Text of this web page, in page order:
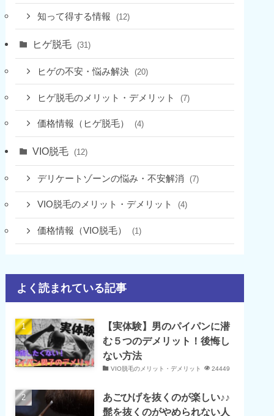
知って得する情報 (12)
ヒゲ脱毛 (31)
ヒゲの不安・悩み解決 (20)
ヒゲ脱毛のメリット・デメリット (7)
価格情報（ヒゲ脱毛） (4)
VIO脱毛 (12)
デリケートゾーンの悩み・不安解消 (7)
VIO脱毛のメリット・デメリット (4)
価格情報（VIO脱毛） (1)
よく読まれている記事
【実体験】男のパイパンに潜
む５つのデメリット！後悔し
ない方法
VIO脱毛のメリット・デメリット 24449
あごひげを抜くのが楽しい♪♪
髭を抜くのがやめられない人